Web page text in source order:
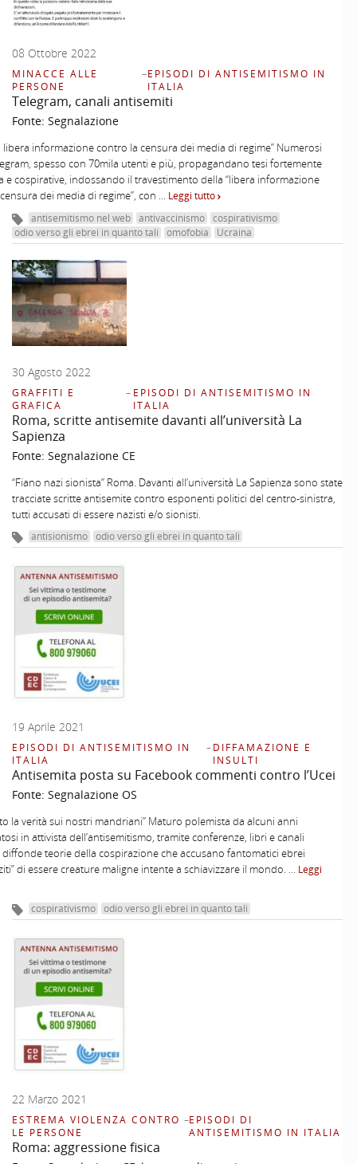
08 Ottobre 2022
MINACCE ALLE
PERSONE
–EPISODI DI ANTISEMITISMO IN
ITALIA
Telegram, canali antisemiti
Fonte: Segnalazione
libera informazione contro la censura dei media di regime” Numerosi
spesso con 70mila utenti e più, propagandano tesi fortemente
e cospirative, indossando il travestimento della “libera informazione
dei media di regime”, con … Leggi tutto
antisemitismo nel web antivaccinismo
cospirativismo
odio verso gli ebrei in quanto tali
omofobia Ucraina
30 Agosto 2022
GRAFFITI E
GRAFICA
– EPISODI DI ANTISEMITISMO IN
ITALIA
Roma, scritte antisemite davanti all’università La
Sapienza
Fonte: Segnalazione CE
“Fiano nazi sionista” Roma. Davanti all’università La Sapienza sono state
tracciate scritte antisemite contro esponenti politici del centro-sinistra,
tutti accusati di essere nazisti e/o sionisti.
antisionismo odio verso gli ebrei in quanto tali
19 Aprile 2021
EPISODI DI ANTISEMITISMO IN
ITALIA
–DIFFAMAZIONE E
INSULTI
Antisemita posta su Facebook commenti contro l’Ucei
Fonte: Segnalazione OS
la verità sui nostri mandriani” Maturo polemista da alcuni anni
in attivista dell’antisemitismo, tramite conferenze, libri e canali
diffonde teorie della cospirazione che accusano fantomatici ebrei
di essere creature maligne intente a schiavizzare il mondo. … Leggi
cospirativismo odio verso gli ebrei in quanto tali
22 Marzo 2021
ESTREMA VIOLENZA CONTRO
LE PERSONE
–EPISODI DI
ANTISEMITISMO IN ITALIA
Roma: aggressione fisica